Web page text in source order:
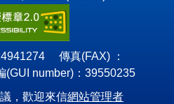
傳真(FAX) ：
number)：39550235
，歡迎來信網站管理者